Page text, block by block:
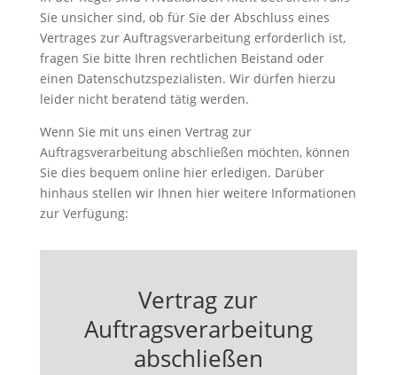
Sie unsicher sind, ob für Sie der Abschluss eines
Vertrages zur Auftragsverarbeitung erforderlich ist,
fragen Sie bitte Ihren rechtlichen Beistand oder
einen Datenschutzspezialisten. Wir dürfen hierzu
leider nicht beratend tätig werden.
Wenn Sie mit uns einen Vertrag zur
Auftragsverarbeitung abschließen möchten, können
Sie dies bequem online hier erledigen. Darüber
hinhaus stellen wir Ihnen hier weitere Informationen
zur Verfügung:
Vertrag zur
Auftragsverarbeitung
abschließen